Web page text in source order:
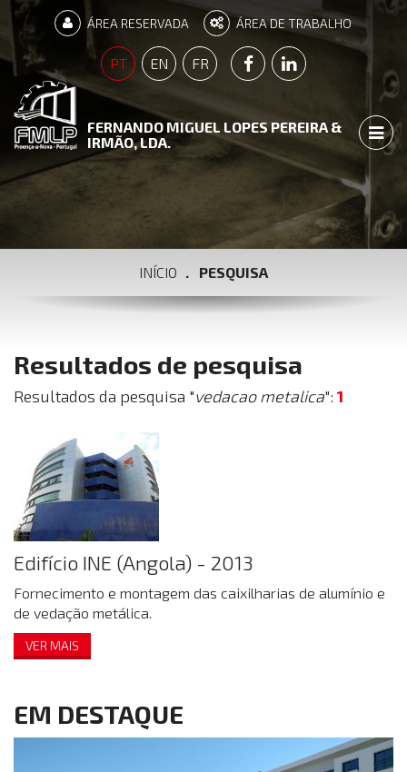
ÁREA RESERVADA ÁREA DE TRABALHO
PT EN FR PÁGINA FACEBOOK
PÁGINA LINKEDIN
FERNANDO MIGUEL LOPES PEREIRA &
IRMÃO, LDA.
INÍCIO PESQUISA
Resultados de pesquisa
Resultados da pesquisa "vedacao metalica":1
Edifício INE (Angola) - 2013
Fornecimento e montagem das caixilharias de alumínio e
de vedação metálica.
VER MAIS
EM DESTAQUE